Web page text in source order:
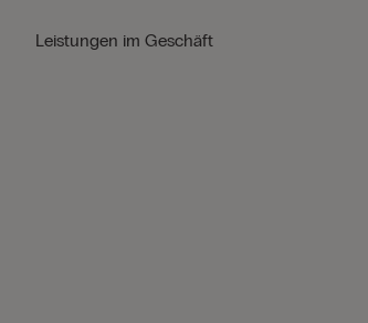
Leistungen im Geschäft